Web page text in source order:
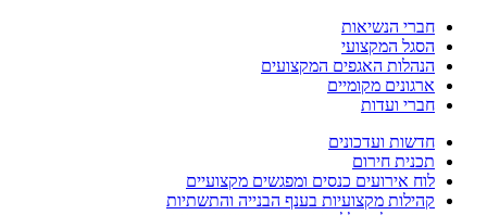
חברי הנשיאות
הסגל המקצועי
הנהלות האגפים המקצועים
ארגונים מקומיים
חברי ועדות
חדשות ועדכונים
תכנית חירום
לוח אירועים כנסים ומפגשים מקצועיים
קהילות מקצועיות בענף הבנייה והתשתיות